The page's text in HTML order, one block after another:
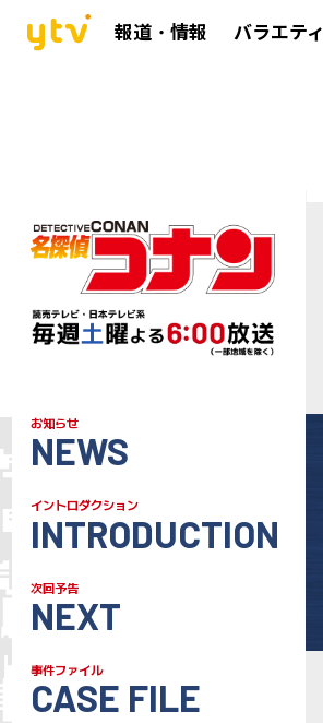
報道・情報 バラエティ
お知らせ
NEWS
イントロダクション
INTRODUCTION
次回予告
NEXT
事件ファイル
CASE FILE